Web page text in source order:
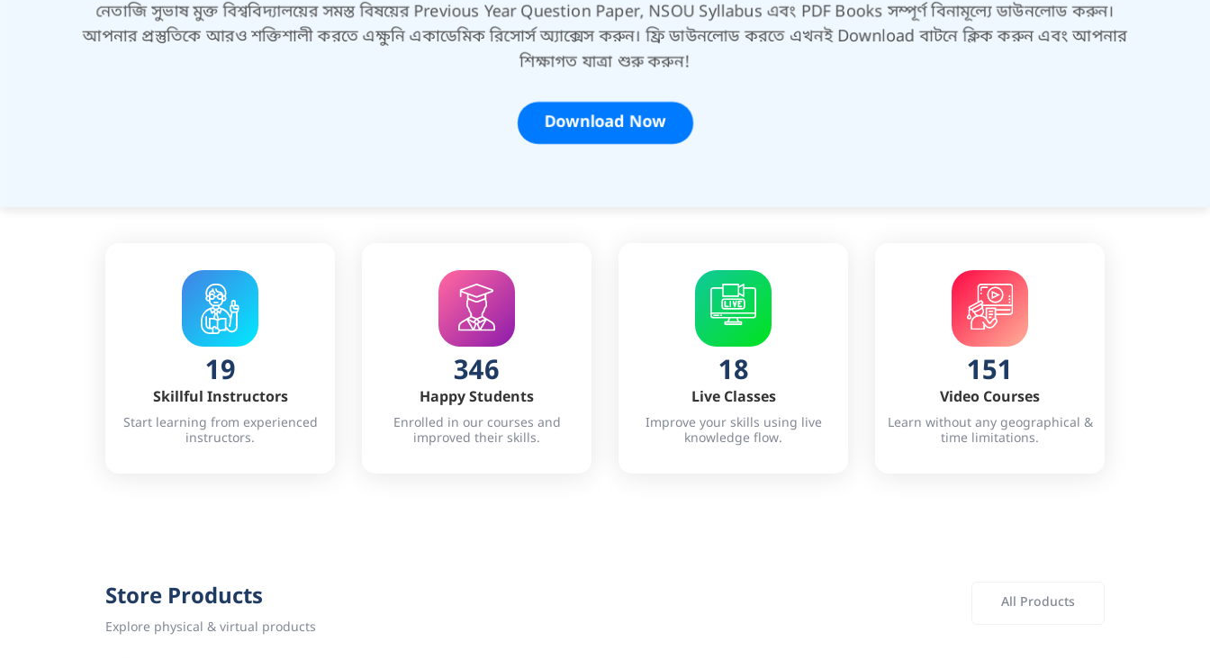
নেতাজি সুভাষ মুক্ত বিশ্ববিদ্যালয়ের সমস্ত বিষয়ের Previous Year Question Paper, NSOU Syllabus এবং PDF Books সম্পূর্ণ বিনামূল্যে ডাউনলোড করুন।
আপনার প্রস্তুতিকে আরও শক্তিশালী করতে এক্ষুনি একাডেমিক রিসোর্স অ্যাক্সেস করুন। ফ্রি ডাউনলোড করতে এখনই Download বাটনে ক্লিক করুন এবং আপনার
শিক্ষাগত যাত্রা শুরু করুন!
Download Now
19
Skillful Instructors
Start learning from experienced
instructors.
346
Happy Students
Enrolled in our courses and
improved their skills.
18
Live Classes
Improve your skills using live
knowledge flow.
151
Video Courses
Learn without any geographical &
time limitations.
Store Products
Explore physical & virtual products
All Products